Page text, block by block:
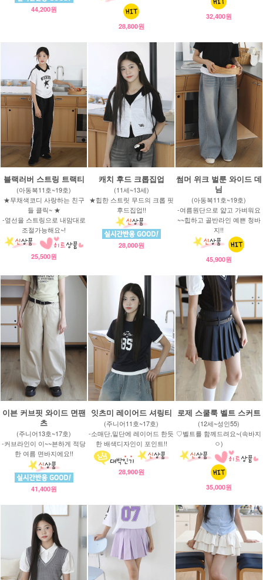
44,200원
28,800원
32,400원
블랙러버 스트링 트랙티
(아동복11호~19호)
★무채색코디 사랑하는 친구
들 클릭~ ★
-옆선을 스트링으로 내맘대로
조절가능해요~!
25,500원
캐치 후드 크롭집업
(11세~13세)
★힙한 스트릿 무드의 크롭 핏
후드집업!!
28,000원
썸머 위크 벌룬 와이드 데
님
(아동복11호~19호)
-여름원단으로 얇고 가벼워요
~~힙하고 골반라인 예쁜 청바
지!!
45,900원
이븐 커브핏 와이드 면팬
츠
(주니어13호~17호)
-커브라인이 이~~븐하게 적당
한 여름 면바지에요!!
41,400원
잇츠미 레이어드 셔링티
(주니어11호~17호)
-소매단,밑단에 레이어드 한듯
한 배색디자인이 포인트!!
28,900원
로제 스쿨룩 벨트 스커트
(12세~성인55)
♡벨트를 함께드려요~(속바지
ㅇ)
35,000원